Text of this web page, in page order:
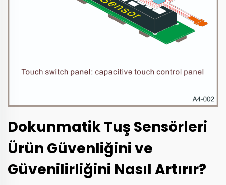
Dokunmatik Tuş Sensörleri
Ürün Güvenliğini ve
Güvenilirliğini Nasıl Artırır?